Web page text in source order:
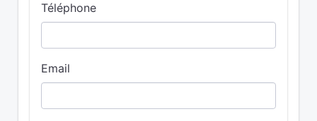
Téléphone
Email